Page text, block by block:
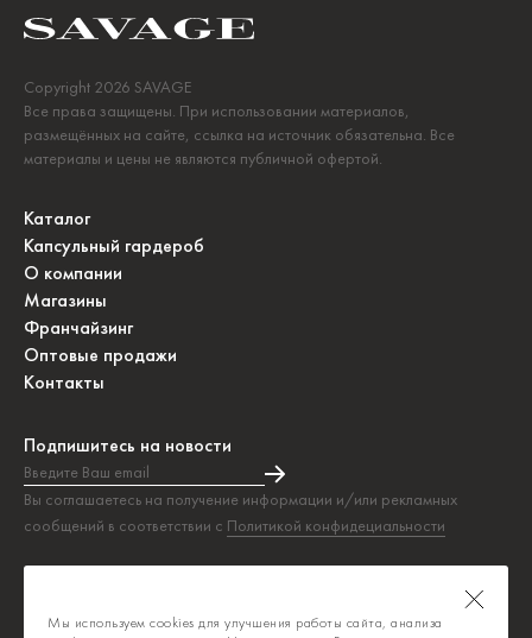
Copyright 2026 SAVAGE
Все права защищены. При использовании материалов,
размещённых на сайте, ссылка на источник обязательна. Все
материалы и цены не являются публичной офертой.
Каталог
Капсульный гардероб
О компании
Магазины
Франчайзинг
Оптовые продажи
Контакты
Подпишитесь на новости
Введите Ваш email
Вы соглашаетесь на получение информации и/или рекламных
сообщений в соответствии с Политикой конфидециальности
Подписка на новости прошла успешно!
Политика конфиденциальности
Мы используем cookies для улучшения работы сайта, анализа